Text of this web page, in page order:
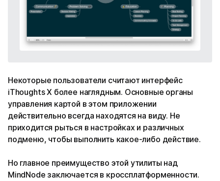
Некоторые пользователи считают интерфейс
iThoughts X более наглядным. Основные органы
управления картой в этом приложении
действительно всегда находятся на виду. Не
приходится рыться в настройках и различных
подменю, чтобы выполнить какое-либо действие.
Но главное преимущество этой утилиты над
MindNode заключается в кроссплатформенности.